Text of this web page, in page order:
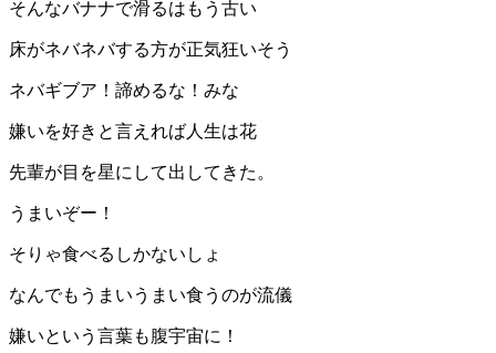
そんなバナナで滑るはもう古い
床がネバネバする方が正気狂いそう
ネバギブア！諦めるな！みな
嫌いを好きと言えれば人生は花
先輩が目を星にして出してきた。
うまいぞー！
そりゃ食べるしかないしょ
なんでもうまいうまい食うのが流儀
嫌いという言葉も腹宇宙に！